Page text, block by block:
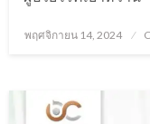
Posted
พฤศจิกายน 14, 2024